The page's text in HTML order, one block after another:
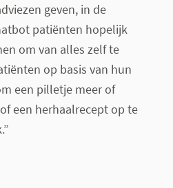
geven, in de
patiënten hopelijk
om van alles zelf te
op basis van hun
een pilletje meer of
een herhaalrecept op te